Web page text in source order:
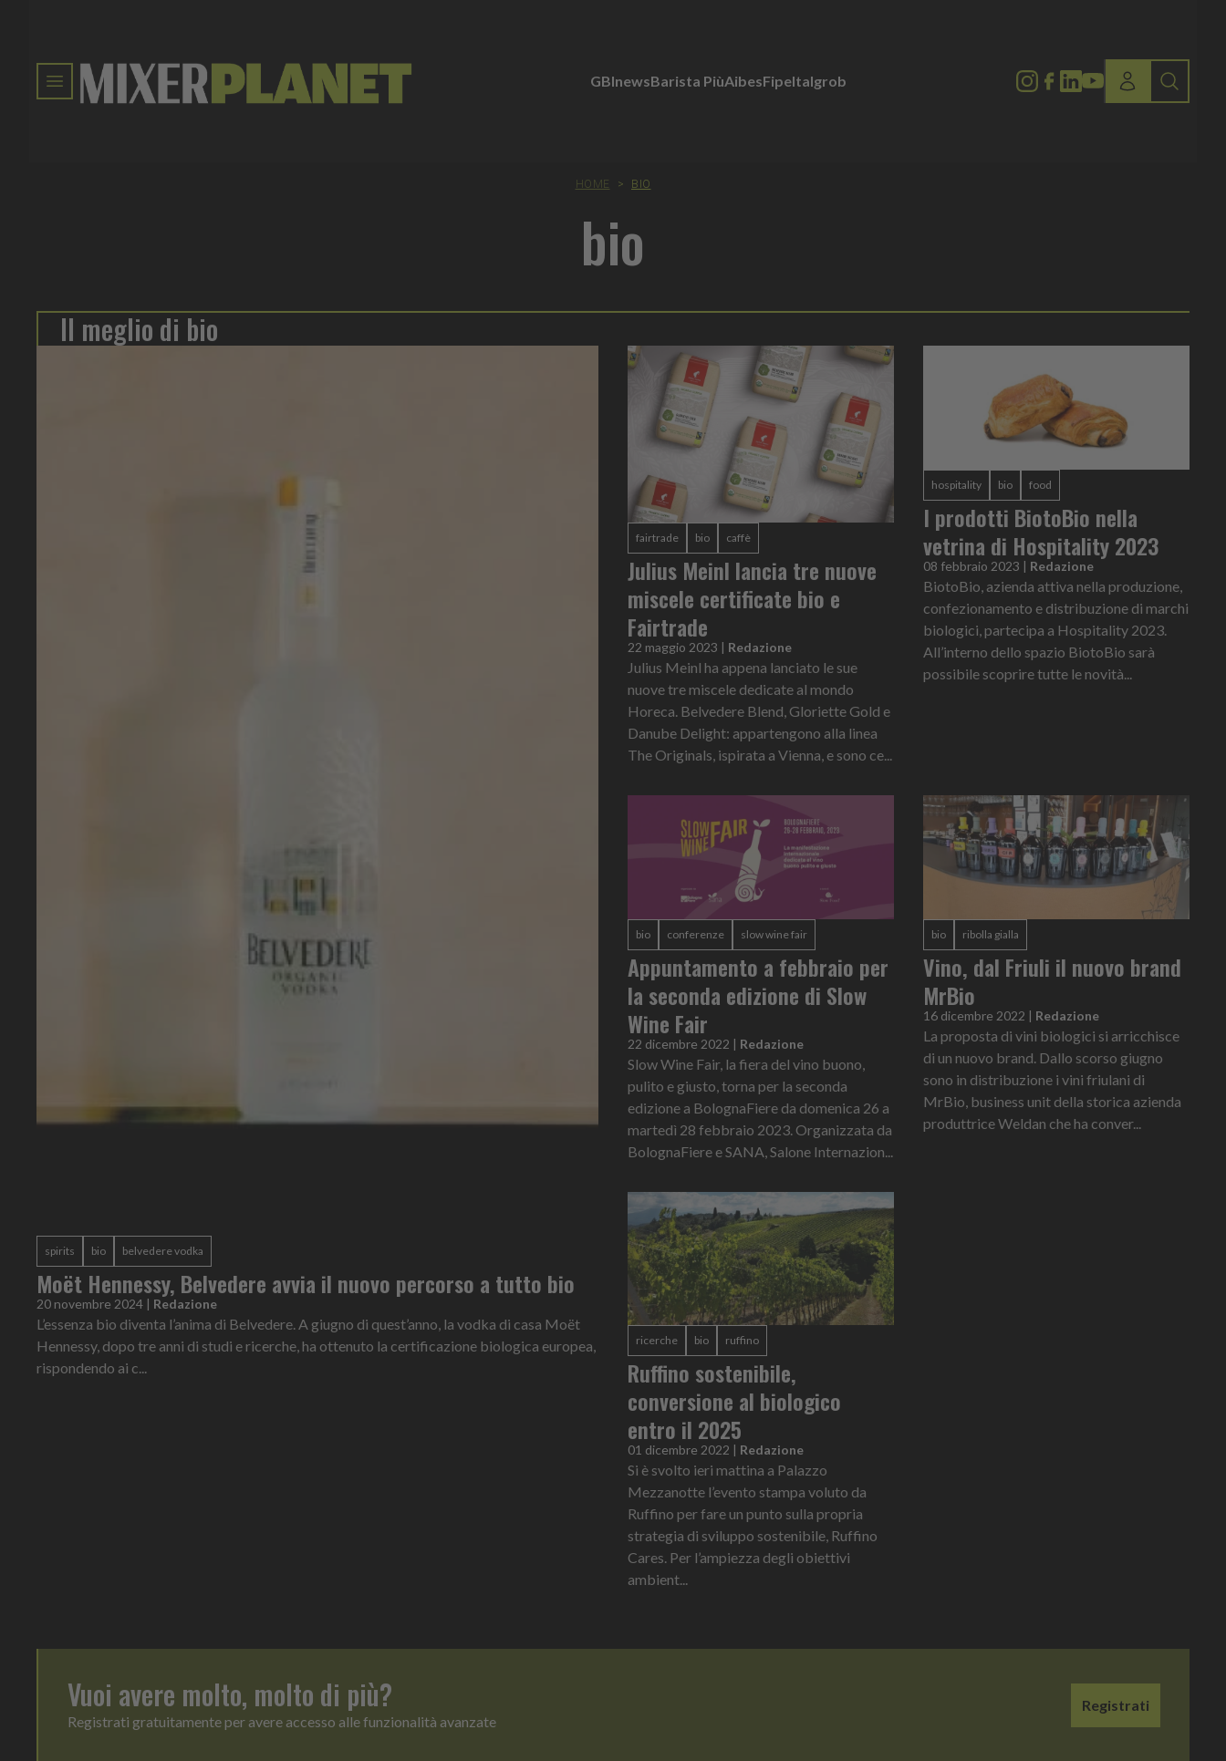
GBInewsBarista PiùAibesFipeItalgrob
HOME > BIO
bio
Il meglio di bio
spirits bio belvedere vodka
Moët Hennessy, Belvedere avvia il nuovo percorso a tutto bio
20 novembre 2024 | Redazione
L’essenza bio diventa l’anima di Belvedere. A giugno di quest’anno, la vodka di casa Moët
Hennessy, dopo tre anni di studi e ricerche, ha ottenuto la certificazione biologica europea,
rispondendo ai c...
fairtrade bio caffè
Julius Meinl lancia tre nuove
miscele certificate bio e
Fairtrade
22 maggio 2023 Redazione
Julius Meinl ha appena lanciato le sue
nuove tre miscele dedicate al mondo
Horeca. Belvedere Blend, Gloriette Gold e
Danube Delight: appartengono alla linea
The Originals, ispirata a Vienna, e sono ce...
hospitality bio food
I prodotti BiotoBio nella
vetrina di Hospitality 2023
08 febbraio 2023 | Redazione
BiotoBio, azienda attiva nella produzione,
confezionamento e distribuzione di marchi
biologici, partecipa a Hospitality 2023.
All’interno dello spazio BiotoBio sarà
possibile scoprire tutte le novità...
bio conferenze slow wine fair
Appuntamento a febbraio per
la seconda edizione di Slow
Wine Fair
22 dicembre 2022 | Redazione
Slow Wine Fair, la fiera del vino buono,
pulito e giusto, torna per la seconda
edizione a BolognaFiere da domenica 26 a
martedì 28 febbraio 2023. Organizzata da
BolognaFiere e SANA, Salone Internazion...
bio ribolla gialla
Vino, dal Friuli il nuovo brand
MrBio
16 dicembre 2022 | Redazione
La proposta di vini biologici si arricchisce
di un nuovo brand. Dallo scorso giugno
sono in distribuzione i vini friulani di
MrBio, business unit della storica azienda
produttrice Weldan che ha conver...
ricerche bio ruffino
Ruffino sostenibile,
conversione al biologico
entro il 2025
01 dicembre 2022 | Redazione
Si è svolto ieri mattina a Palazzo
Mezzanotte l’evento stampa voluto da
Ruffino per fare un punto sulla propria
strategia di sviluppo sostenibile, Ruffino
Cares. Per l’ampiezza degli obiettivi
ambient...
Vuoi avere molto, molto di più?
Registrati gratuitamente per avere accesso alle funzionalità avanzate
Registrati